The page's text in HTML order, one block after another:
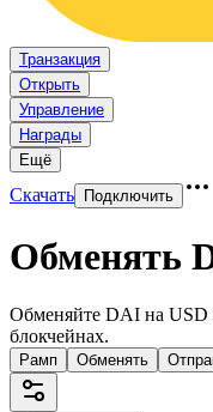
Транзакция
Открыть
Управление
Награды
Ещё
Скачать Подключить
Обменять
Обменяйте DAI на
блокчейнах.
Рамп Обменять